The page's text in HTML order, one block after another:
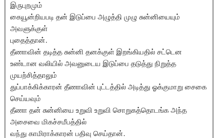
இருபுறமும்
கையூன்றியபடி தன் இடுப்பை அழுத்தி முழு சுன்னியையும்
அவளுக்குள்
புதைத்தான்.
தீணாவின் தடித்த சுன்னி தனக்குள் இறங்கியதில் சட்டென
உண்டான வலியில் அவனுடைய இடுப்பை தடுத்து நிறுத்த
முயற்சித்தாலும்
துப்பாக்கிக்காரன் தீணாவின் புட்டத்தில் அடித்து ஓக்குமாறு சைகை
செய்யவும்
தீணா தன் சுன்னியை உறுவி உறுவி சொறுகத்தொடங்க அந்த
அசைவை மிகச்சமீபத்தில்
வந்து காமிராக்காரன் பதிவு செய்தான்.